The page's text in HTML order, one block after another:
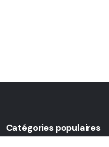
Catégories populaires